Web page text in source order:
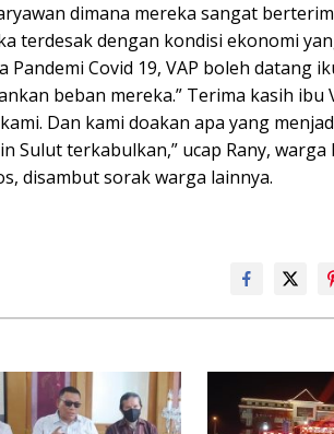
dimana mereka sangat
terdesak dengan kondisi ekonomi
Pandemi Covid 19, VAP boleh datang
beban mereka.” Terima kasih ibu
Dan kami doakan apa yang
Sulut terkabulkan,” ucap Rany, warga
disambut sorak warga lainnya.